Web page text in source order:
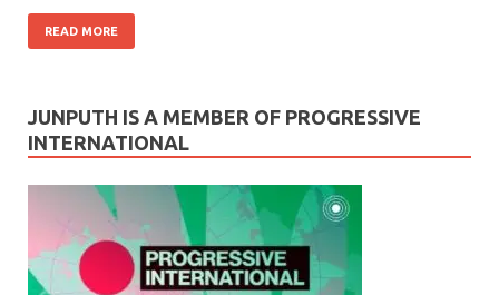
READ MORE
JUNPUTH IS A MEMBER OF PROGRESSIVE
INTERNATIONAL